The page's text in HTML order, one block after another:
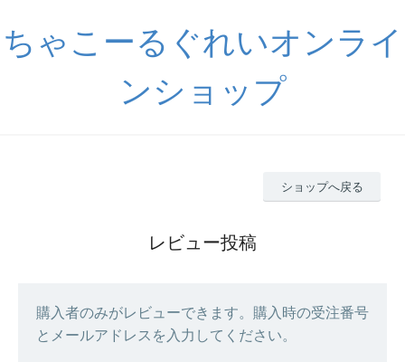
ちゃこーるぐれいオンライ
ンショップ
ショップへ戻る
レビュー投稿
購入者のみがレビューできます。購入時の受注番号
とメールアドレスを入力してください。